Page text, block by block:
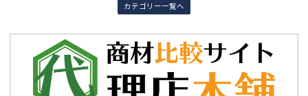
カテゴリー一覧へ